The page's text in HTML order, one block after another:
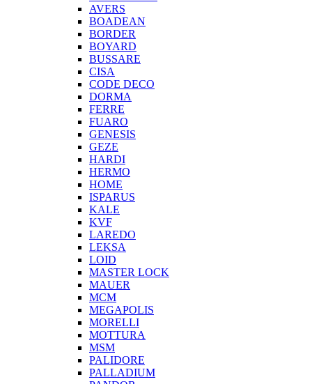
AVERS
BOADEAN
BORDER
BOYARD
BUSSARE
CISA
CODE DECO
DORMA
FERRE
FUARO
GENESIS
GEZE
HARDI
HERMO
HOMЕ
ISPARUS
KALE
KVF
LAREDO
LEKSA
LOID
MASTER LOCK
MAUER
MCM
MEGAPOLIS
MORELLI
MOTTURA
MSM
PALIDORE
PALLADIUM